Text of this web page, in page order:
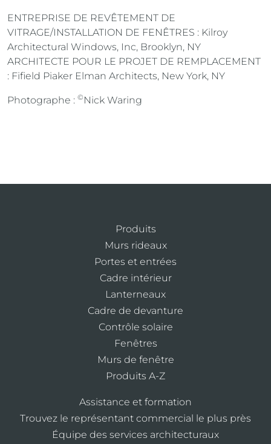
ENTREPRISE DE REVÊTEMENT DE
VITRAGE/INSTALLATION DE FENÊTRES : Kilroy
Architectural Windows, Inc, Brooklyn, NY
ARCHITECTE POUR LE PROJET DE REMPLACEMENT
: Fifield Piaker Elman Architects, New York, NY
Photographe : © Nick Waring
Produits
Murs rideaux
Portes et entrées
Cadre intérieur
Lanterneaux
Cadre de devanture
Contrôle solaire
Fenêtres
Murs de fenêtre
Produits A-Z
Assistance et formation
Trouvez le représentant commercial le plus près
Équipe des services architecturaux